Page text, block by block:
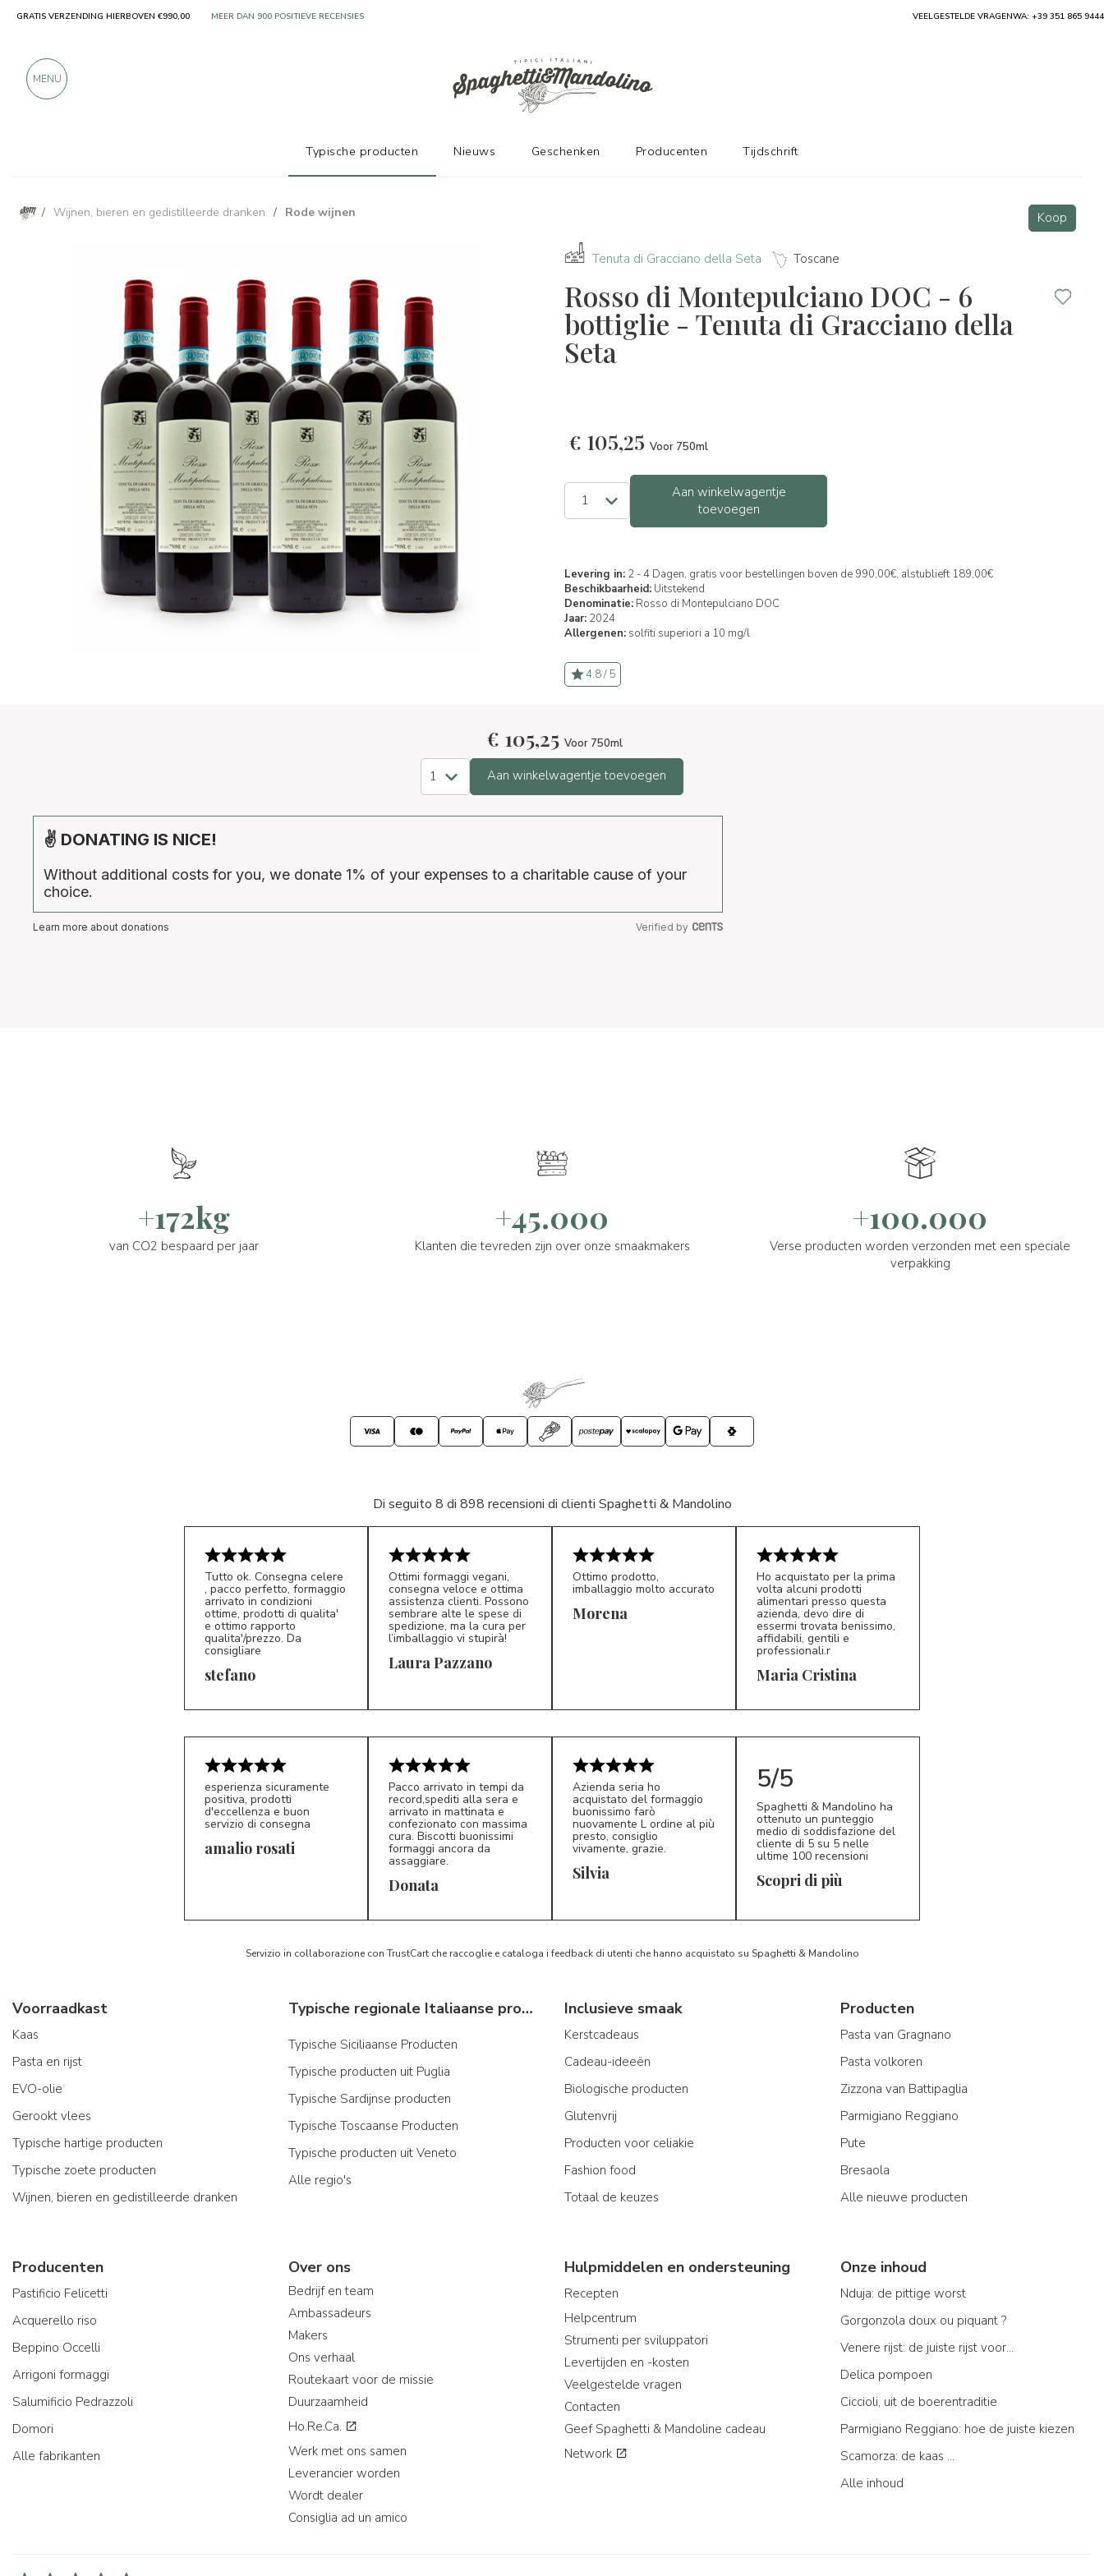
/ Wijnen, bieren en gedistilleerde dranken / Rode wijnen Koop
Tenuta di Gracciano della Seta Toscane
Rosso di Montepulciano DOC - 6
bottiglie - Tenuta di Gracciano della
Seta
€ 105,25 Voor 750ml
Aan winkelwagentje
toevoegen
Levering in: 2 - 4 Dagen, gratis voor bestellingen boven de 990,00€, alstublieft 189,00€
Beschikbaarheid: Uitstekend
Denominatie: Rosso di Montepulciano DOC
Jaar: 2024
Allergenen: solfiti superiori a 10 mg/l
4.8 / 5
€ 105,25 Voor 750ml
Aan winkelwagentje toevoegen
✌ DONATING IS NICE!
Without additional costs for you, we donate 1% of your expenses to a charitable cause of your
choice.
Learn more about donations Verified by
+172kg
van CO2 bespaard per jaar
+45.000
Klanten die tevreden zijn over onze smaakmakers
+100.000
Verse producten worden verzonden met een speciale
verpakking
Di seguito 8 di 898 recensioni di clienti Spaghetti & Mandolino
S*
Tutto ok. Consegna celere
, pacco perfetto, formaggio
arrivato in condizioni
ottime, prodotti di qualita'
e ottimo rapporto
qualita'/prezzo. Da
consigliare
stefano LP 5/5
Ottimi formaggi vegani,
consegna veloce e ottima
assistenza clienti. Possono
sembrare alte le spese di
spedizione, ma la cura per
l’imballaggio vi stupirà!
Laura Pazzano
Ottimo prodotto,
imballaggio molto accurato
Morena
MC 5/5
Ho acquistato per la prima
volta alcuni prodotti
alimentari presso questa
azienda, devo dire di
essermi trovata benissimo,
affidabili, gentili e
professionali.r
Maria Cristina
esperienza sicuramente
positiva, prodotti
d'eccellenza e buon
servizio di consegna
amalio rosati
D*
Pacco arrivato in tempi da
record,spediti alla sera e
arrivato in mattinata e
confezionato con massima
cura. Biscotti buonissimi
formaggi ancora da
assaggiare.
Donata S*
Azienda seria ho
acquistato del formaggio
buonissimo farò
nuovamente L ordine al più
presto, consiglio
vivamente, grazie.
Silvia
5/5
Spaghetti & Mandolino ha
ottenuto un punteggio
medio di soddisfazione del
cliente di 5 su 5 nelle
ultime 100 recensioni
Scopri di più
Servizio in collaborazione con TrustCart che raccoglie e cataloga i feedback di utenti che hanno acquistato su Spaghetti & Mandolino
Voorraadkast
Kaas
Pasta en rijst
EVO-olie
Gerookt vlees
Typische hartige producten
Typische zoete producten
Wijnen, bieren en gedistilleerde dranken
Typische regionale Italiaanse producten
Typische Siciliaanse Producten
Typische producten uit Puglia
Typische Sardijnse producten
Typische Toscaanse Producten
Typische producten uit Veneto
Alle regio's
Inclusieve smaak
Kerstcadeaus
Cadeau-ideeën
Biologische producten
Glutenvrij
Producten voor celiakie
Fashion food
Totaal de keuzes
Producten
Pasta van Gragnano
Pasta volkoren
Zizzona van Battipaglia
Parmigiano Reggiano
Pute
Bresaola
Alle nieuwe producten
Producenten
Pastificio Felicetti
Acquerello riso
Beppino Occelli
Arrigoni formaggi
Salumificio Pedrazzoli
Domori
Alle fabrikanten
Over ons
Bedrijf en team
Ambassadeurs
Makers
Ons verhaal
Routekaart voor de missie
Duurzaamheid
Ho.Re.Ca.
Werk met ons samen
Leverancier worden
Wordt dealer
Consiglia ad un amico
Hulpmiddelen en ondersteuning
Recepten
Helpcentrum
Strumenti per sviluppatori
Levertijden en -kosten
Veelgestelde vragen
Contacten
Geef Spaghetti & Mandoline cadeau
Network
Onze inhoud
Nduja: de pittige worst
Gorgonzola doux ou piquant ?
Venere rijst: de juiste rijst voor...
Delica pompoen
Ciccioli, uit de boerentraditie
Parmigiano Reggiano: hoe de juiste kiezen
Scamorza: de kaas ...
Alle inhoud
GRATIS VERZENDING HIERBOVEN €990,00 ALLEEN PRODUCTEN VAN UITSTEKENDE FABRIKANTEN VEELGESTELDE VRAGENWA: +39 351 865 9444
MENU
Typische producten Nieuws Geschenken Producenten Tijdschrift